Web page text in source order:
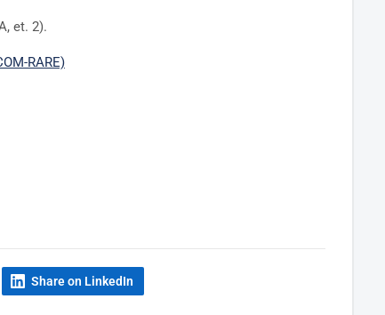
et. 2).
RARE)
Share on LinkedIn